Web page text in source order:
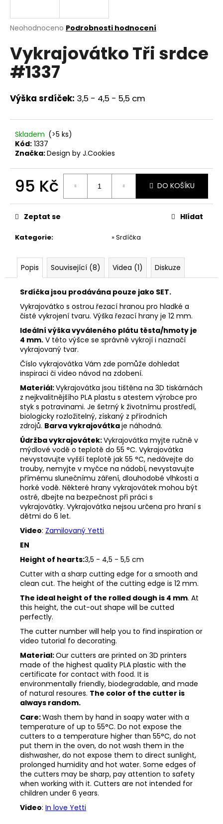
Průměrné
produktu
je
0,0
z
hvězdiček.
Neohodnoceno Podrobnosti hodnocení
Vykrajovátko Tři srdce
#1337
Výška srdíček: 3,5 - 4,5 - 5,5 cm
Skladem (>5 ks)
Kód: 1337
Značka:Design by J.Cookies
95 Kč
cena:
DO KOŠÍKU
Kategorie: » Srdíčka
Zeptat se Hlídat
Popis Související (8) Videa (1) Diskuze
Srdíčka jsou prodávána pouze jako SET.
Vykrajovátko s ostrou řezací hranou pro hladké a
čisté vykrojení tvaru. Výška řezací hrany je 12 mm.
Ideální výška vyváleného plátu těsta/hmoty je
4 mm. V této výšce se správně vykrojí i naznačí
vykrajovaný tvar.
Číslo vykrajovátka Vám zde pomůže dohledat
inspiraci či video návod na zdobení.
Materiál:Vykrajovátka jsou tištěna na 3D tiskárnách
z nejkvalitnějšího PLA plastu s atestem výrobce pro
styk s potravinami. Je šetrný k životnímu prostředí,
biologicky rozložitelný, získaný z přírodních
zdrojů. Barva vykrajovátkaje náhodná.
Údržba vykrajovátek:Vykrajovátka myjte ručně v
mýdlové vodě o teplotě do 55 °C. Vykrajovátka
nevystavujte vyšší teplotě jak 55 °C, nedávejte do
trouby, nemyjte v myčce na nádobí, nevystavujte
přímému slunečnímu záření, dlouhodobé vlhkosti a
horké vodě. Některé hrany vykrajovátek mohou být
ostré, dbejte na bezpečnost při práci s
vykrajovátky. Vykrajovátka nejsou určena pro hraní s
dětmi do 6 let.
Video: Zamilovaný Yetti
EN
Height of hearts:3,5 - 4,5 - 5,5 cm
Cutter with a sharp cutting edge for a smooth and
clean cut. The height of the cutting edge is 12 mm.
The ideal height of the rolled dough is 4 mm. At
this height, the cut-out shape will be cutted
perfectly.
The cutter number will help you to find inspiration or
video tutorial fo decorating.
Material:Our cutters are printed on 3D printers
made of the highest quality PLA plastic with the
certificate for contact with food. It is
environmentally friendly, biodegradable, and made
of natural resoures. The color of the cutter is
always random.
Care:Wash them by hand in soapy water with a
temperature of up to 55°C. Do not expose the
cutters to a temperature higher than 55°C, do not
put them in the oven, do not wash them in the
dishwasher, do not expose them to direct sunlight,
prolonged humidity and hot water. Some edges of
the cutters may be sharp, pay attention to safety
when working with it. Cutters are not intended for
children under 6 years.
Video: In love Yetti
j
t
?
D
o
p
o
r
u
u
e
VYKRAJOVÁTKO
MIKULÁŠ
SET
#347
74